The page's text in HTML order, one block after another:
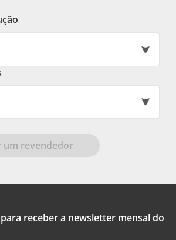
um revendedor
receber a newsletter mensal do